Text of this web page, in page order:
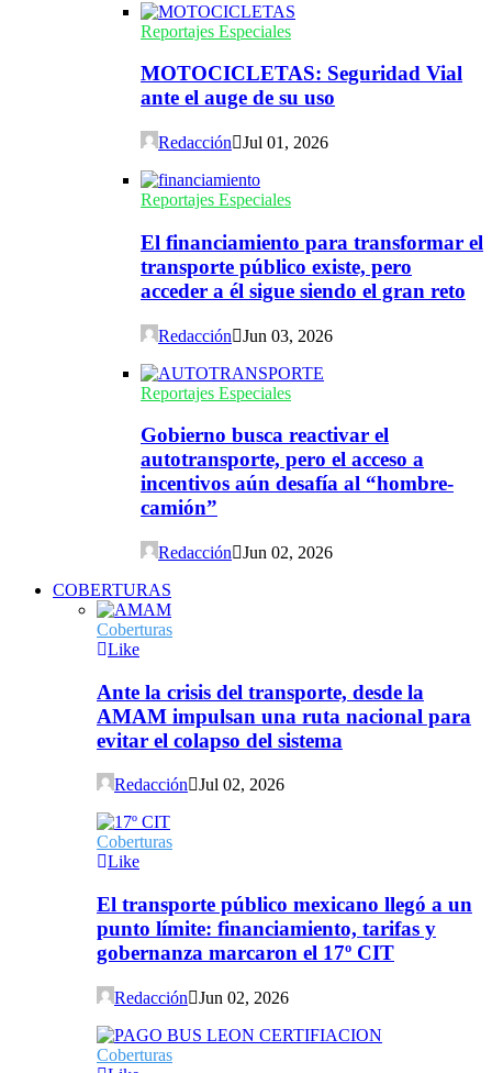
Reportajes Especiales
MOTOCICLETAS: Seguridad Vial
ante el auge de su uso
Redacción Jul 01, 2026
Reportajes Especiales
El financiamiento para transformar el
transporte público existe, pero
acceder a él sigue siendo el gran reto
Redacción Jun 03, 2026
Reportajes Especiales
Gobierno busca reactivar el
autotransporte, pero el acceso a
incentivos aún desafía al “hombre-
camión”
Redacción
Jun 02, 2026
COBERTURAS
Coberturas
Like
Ante la crisis del transporte, desde la
AMAM impulsan una ruta nacional para
evitar el colapso del sistema
Redacción Jul 02, 2026
Coberturas
Like
El transporte público mexicano llegó a un
punto límite: financiamiento, tarifas y
gobernanza marcaron el 17º CIT
Redacción Jun 02, 2026
Coberturas